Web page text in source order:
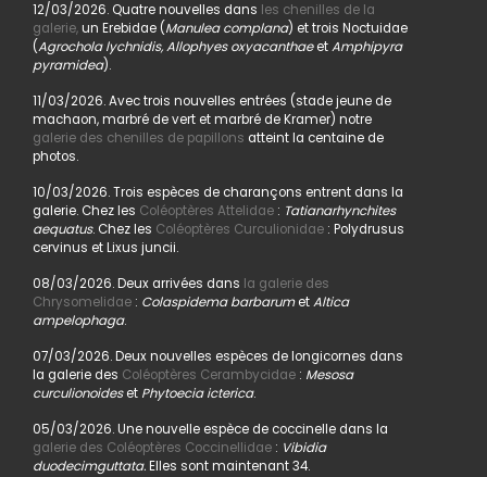
12/03/2026. Quatre nouvelles dans les chenilles de la
galerie,un Erebidae (Manulea complana) et trois Noctuidae
(Agrochola lychnidis, Allophyes oxyacanthaeetAmphipyra
pyramidea).
11/03/2026. Avec trois nouvelles entrées (stade jeune de
machaon, marbré de vert et marbré de Kramer) notre
galerie des chenilles de papillons atteint la centaine de
photos.
10/03/2026. Trois espèces de charançons entrent dans la
galerie. Chez les Coléoptères Attelidae: Tatianarhynchites
aequatus. Chez les Coléoptères Curculionidae: Polydrusus
cervinus et Lixus juncii.
08/03/2026. Deux arrivées dans la galerie des
Chrysomelidae: Colaspidema barbarumetAltica
ampelophaga.
07/03/2026. Deux nouvelles espèces de longicornes dans
la galerie des Coléoptères Cerambycidae: Mesosa
curculionoideset Phytoecia icterica.
05/03/2026. Une nouvelle espèce de coccinelle dans la
galerie des Coléoptères Coccinellidae: Vibidia
duodecimguttata.Elles sont maintenant 34.